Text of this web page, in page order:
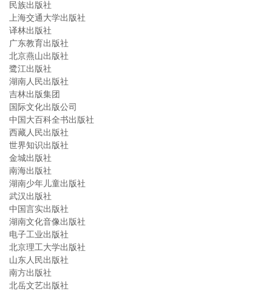
民族出版社
上海交通大学出版社
译林出版社
广东教育出版社
北京燕山出版社
鹭江出版社
湖南人民出版社
吉林出版集团
国际文化出版公司
中国大百科全书出版社
西藏人民出版社
世界知识出版社
金城出版社
南海出版社
湖南少年儿童出版社
武汉出版社
中国言实出版社
湖南文化音像出版社
电子工业出版社
北京理工大学出版社
山东人民出版社
南方出版社
北岳文艺出版社